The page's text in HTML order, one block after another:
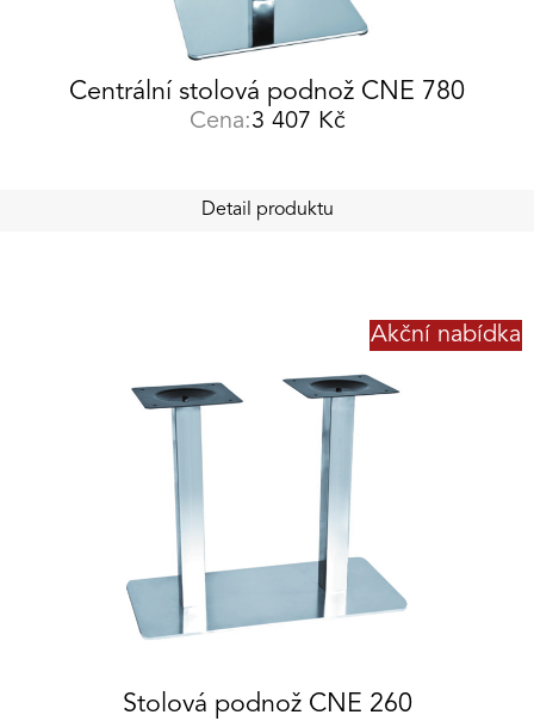
Centrální stolová podnož CNE 780
Cena:3 407 Kč
Detail produktu
Akční nabídka
Stolová podnož CNE 260